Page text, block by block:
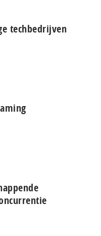
techbedrijven